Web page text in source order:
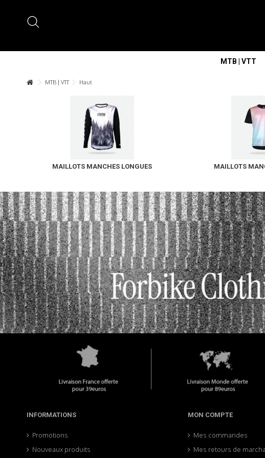
MTB | VTT
MTB | VTT Haut
MAILLOTS MANCHES LONGUES MAILLOTS
INFORMATIONS
Promotions
Nouveaux produits
MON COMPTE
Mes commandes
Mes retours de